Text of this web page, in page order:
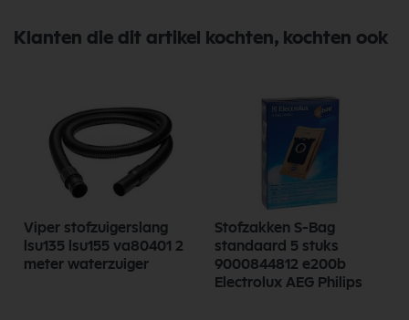
Klanten die dit artikel kochten, kochten ook
Viper stofzuigerslang
lsu135 lsu155 va80401 2
meter waterzuiger
Stofzakken S-Bag
standaard 5 stuks
9000844812 e200b
Electrolux AEG Philips